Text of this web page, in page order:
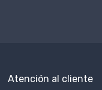
Atención al cliente